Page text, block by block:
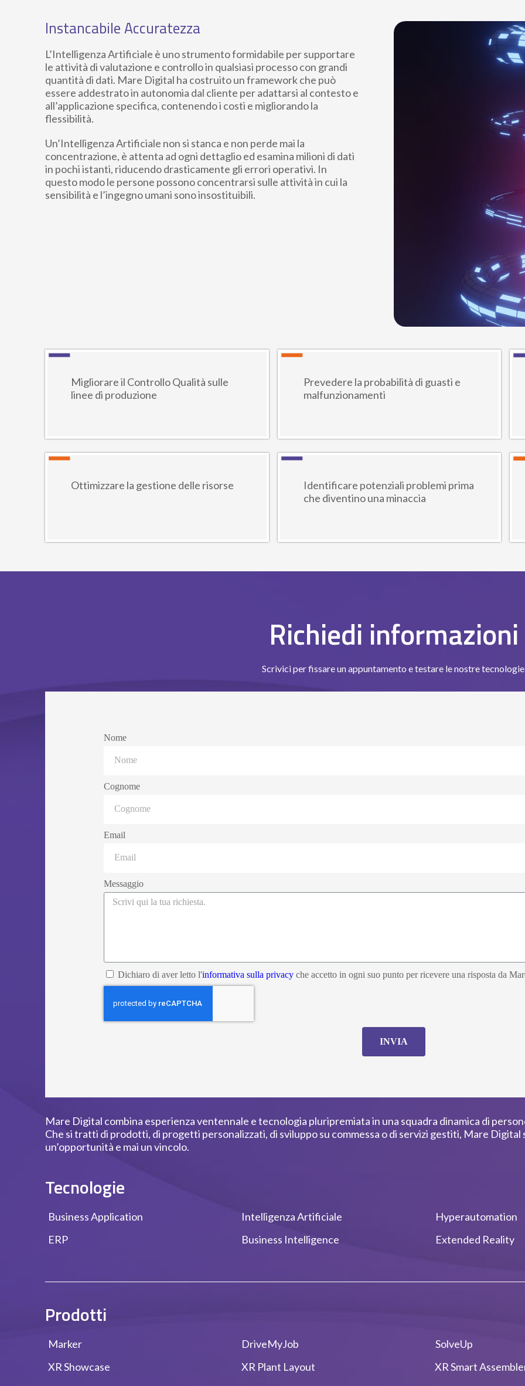
Instancabile Accuratezza
L’Intelligenza Artificiale è uno strumento formidabile per supportare
le attività di valutazione e controllo in qualsiasi processo con grandi
quantità di dati. Mare Digital ha costruito un framework che può
essere addestrato in autonomia dal cliente per adattarsi al contesto e
all’applicazione specifica, contenendo i costi e migliorando la
flessibilità.
Un’Intelligenza Artificiale non si stanca e non perde mai la
concentrazione, è attenta ad ogni dettaglio ed esamina milioni di dati
in pochi istanti, riducendo drasticamente gli errori operativi. In
questo modo le persone possono concentrarsi sulle attività in cui la
sensibilità e l’ingegno umani sono insostituibili.​
Migliorare il Controllo Qualità sulle
linee di produzione​
Prevedere la probabilità di guasti e
malfunzionamenti
Ottimizzare la gestione delle risorse
Identificare potenziali problemi prima
che diventino una minaccia
Richiedi informazioni
Scrivici per fissare un appuntamento e testare le nostre
Nome
Cognome
Email
Messaggio
Dichiaro di aver letto l'informativa sulla privacy che accetto in ogni suo punto per ricevere una risposta da
INVIA
Mare Digital combina esperienza ventennale e tecnologia pluripremiata in una squadra dinamica di
Che si tratti di prodotti, di progetti personalizzati, di sviluppo su commessa o di servizi gestiti, Mare
un’opportunità e mai un vincolo.
Tecnologie
Business Application Intelligenza Artificiale
Hyperautomation
ERP
Business Intelligence Extended Reality
Prodotti
Marker DriveMyJob
SolveUp
XR Showcase
XR Plant Layout XR Smart